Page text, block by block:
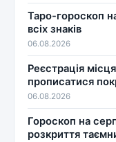
Таро-гороскоп
всіх знаків
06.08.2026
Реєстрація
прописатися
06.08.2026
Гороскоп на
розкриття